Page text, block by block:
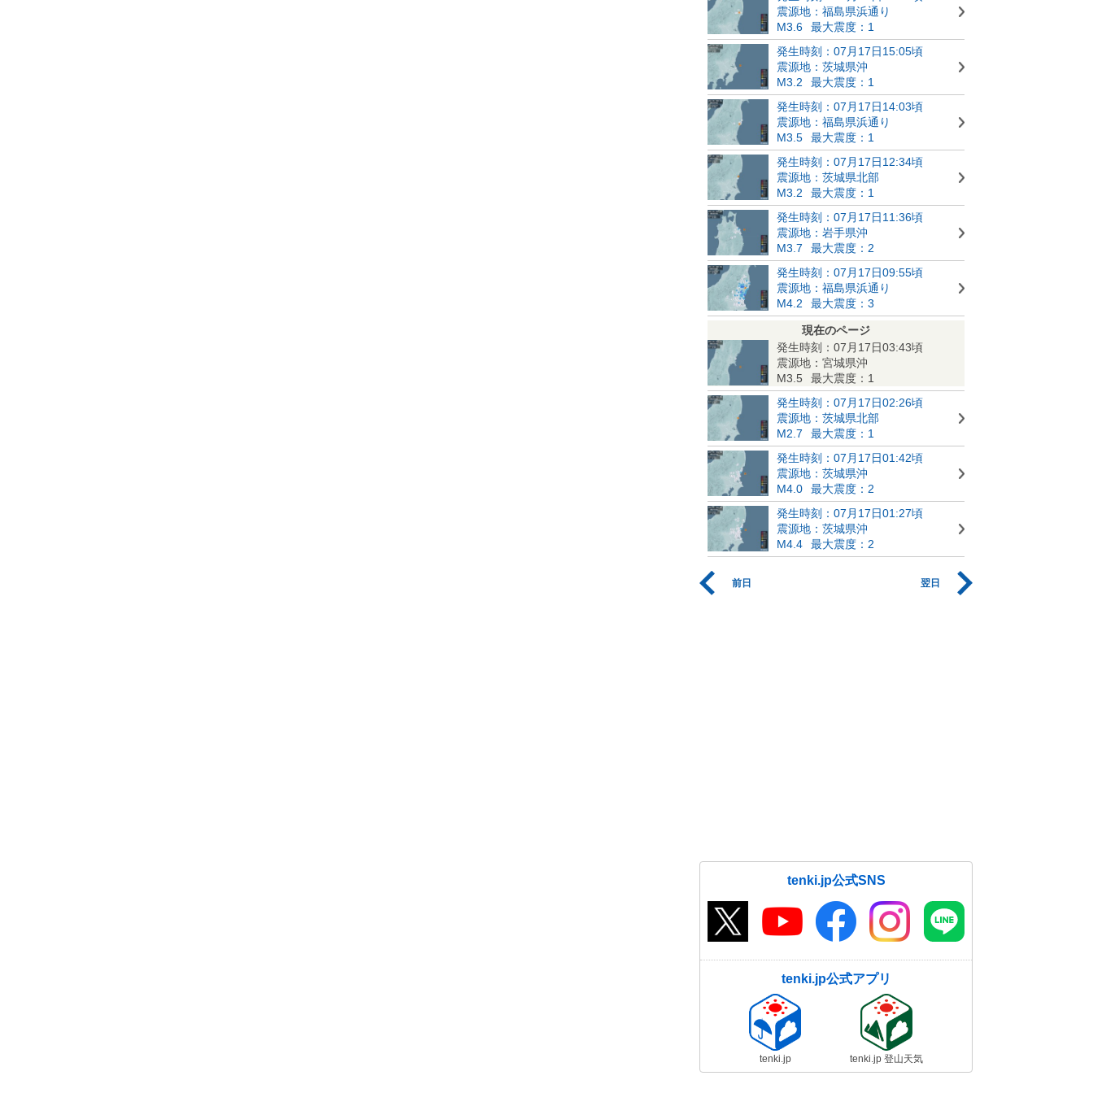
震源地：福島県浜通り
M3.6
最大震度：1
発生時刻：07月17日15:05頃
震源地：茨城県沖
M3.2
最大震度：1
発生時刻：07月17日14:03頃
震源地：福島県浜通り
M3.5
最大震度：1
発生時刻：07月17日12:34頃
震源地：茨城県北部
M3.2
最大震度：1
発生時刻：07月17日11:36頃
震源地：岩手県沖
M3.7
最大震度：2
発生時刻：07月17日09:55頃
震源地：福島県浜通り
M4.2
最大震度：3
現在のページ
発生時刻：07月17日03:43頃
震源地：宮城県沖
M3.5
最大震度：1
発生時刻：07月17日02:26頃
震源地：茨城県北部
M2.7
最大震度：1
発生時刻：07月17日01:42頃
震源地：茨城県沖
M4.0
最大震度：2
発生時刻：07月17日01:27頃
震源地：茨城県沖
M4.4
最大震度：2
前日 翌日
tenki.jp公式SNS
tenki.jp公式アプリ
tenki.jp tenki.jp 登山天気